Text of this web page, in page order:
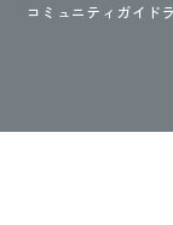
コミュニティガイド